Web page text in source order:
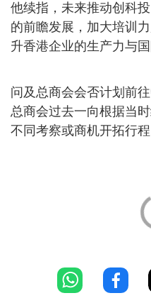
他续指，未来推动创科
的前瞻发展，加大培训
升香港企业的生产力与国
问及总商会会否计划前
总商会过去一向根据当
不同考察或商机开拓行